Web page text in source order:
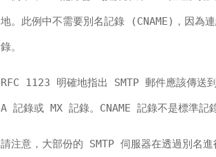
地。此例中不需要別名記錄 (CNAME)，因為
錄。
RFC 1123 明確地指出 SMTP 郵件應該傳送
A 記錄或 MX 記錄。CNAME 記錄不是標準記
請注意，大部份的 SMTP 伺服器在透過別名